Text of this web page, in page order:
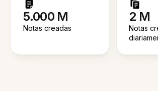
5.000 M
Notas creadas
2 M
Notas